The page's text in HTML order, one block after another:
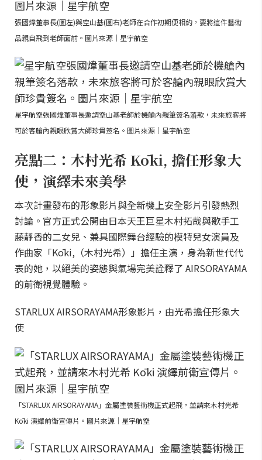
張國煒董事長(圖左)與空山基(圖右)老師在合作初期便相約，要將這件藝術
品親自飛到老師面前。圖片來源｜星宇航空
星宇航空張國煒董事長邀請空山基老師於機艙內親筆簽名落款，未來旅客將
可於客艙內親眼欣賞大師珍貴簽名。圖片來源｜星宇航空
亮點二：木村光希 Kōki, 擔任形象大
使，演繹未來美學
本次計畫發布的形象影片與全新機上安全影片引發熱烈
討論。官方正式公開由日本天王巨星木村拓哉與歌手工
藤靜香的二女兒、兼具國際舞台經驗的模特兒女演員及
作曲家「Kōki,（木村光希）」擔任主演，身為新世代代
表的她，以絕美的姿態與氣場完美詮釋了 AIRSORAYAMA
的前衛視覺體驗。
STARLUX AIRSORAYAMA形象影片，由光希擔任形象大
使
「STARLUX AIRSORAYAMA」金屬塗裝藝術機正式起飛，並請來木村光希
Kōki 演繹前衛宣傳片。圖片來源｜星宇航空